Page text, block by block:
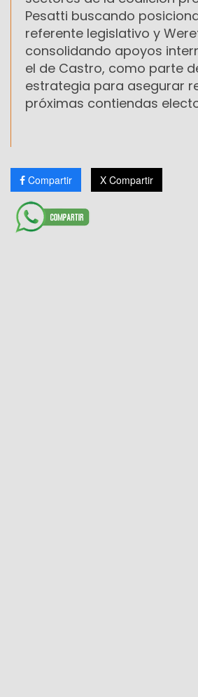
Pesatti buscando
referente legislativo y
consolidando apoyos
el de Castro, como parte
estrategia para asegurar
próximas contiendas
Compartir X Compartir